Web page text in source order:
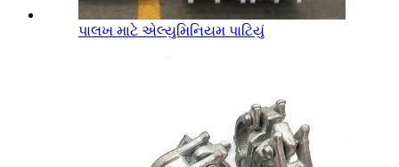
પાલખ માટે એલ્યુમિનિયમ પાટિયું